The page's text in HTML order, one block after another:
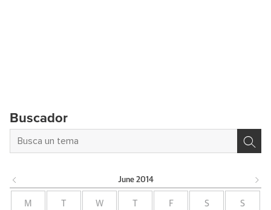
Buscador
June 2014
M W F S S